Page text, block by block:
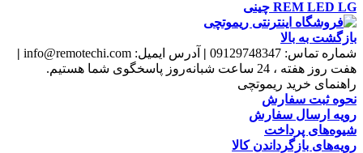
REM LED LG چينی
بازگشت به بالا
شماره تماس: 09129748347
| آدرس ایمیل: info@remotechi.com
|
هفت روز هفته ، 24 ساعت شبانه‌روز پاسخگوی شما هستیم.
راهنمای خرید ریموتچی
نحوه ثبت سفارش
رویه ارسال سفارش
شیوه‌های پرداخت
رویه‌های بازگرداندن کالا